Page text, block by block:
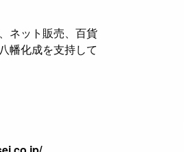
ネット販売、百貨
幡化成を支持して